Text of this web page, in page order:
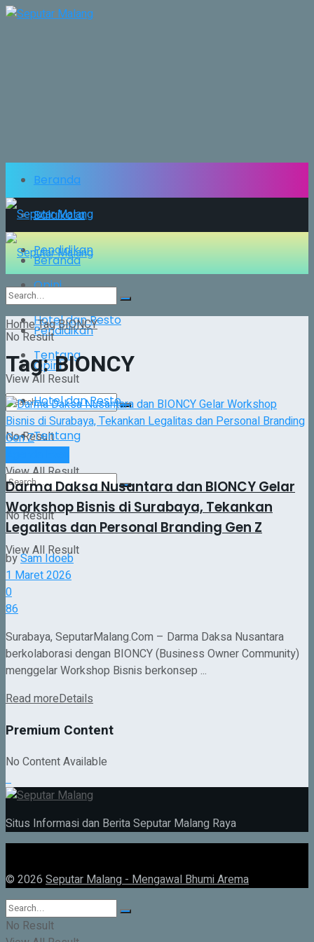
Beranda
Balaikota
Pendidikan
Opini
Hotel dan Resto
Tentang
No Result
View All Result
Beranda
Balaikota
Pendidikan
Opini
Hotel dan Resto
Tentang
No Result
View All Result
No Result
View All Result
HomeTagBIONCY
Tag:BIONCY
Darma Daksa Nusantara dan BIONCY Gelar
Workshop Bisnis di Surabaya, Tekankan
Legalitas dan Personal Branding Gen Z
bySam Idoeb
1 Maret 2026
0
86
Surabaya, SeputarMalang.Com – Darma Daksa Nusantara
berkolaborasi dengan BIONCY (Business Owner Community)
menggelar Workshop Bisnis berkonsep ...
Read moreDetails
Premium Content
No Content Available
Situs Informasi dan Berita Seputar Malang Raya
© 2026 Seputar Malang - Mengawal Bhumi Arema
No Result